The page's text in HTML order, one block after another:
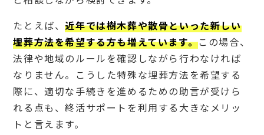
サポ
は利
用で
きま
す
2
終活
サポ
ート
たとえば、近年では樹木葬や散骨といった新しい
埋葬方法を希望する方も増えています。この場合、
法律や地域のルールを確認しながら行わなければ
なりません。こうした特殊な埋葬方法を希望する
際に、適切な手続きを進めるための助言が受けら
れる点も、終活サポートを利用する大きなメリッ
トと言えます。